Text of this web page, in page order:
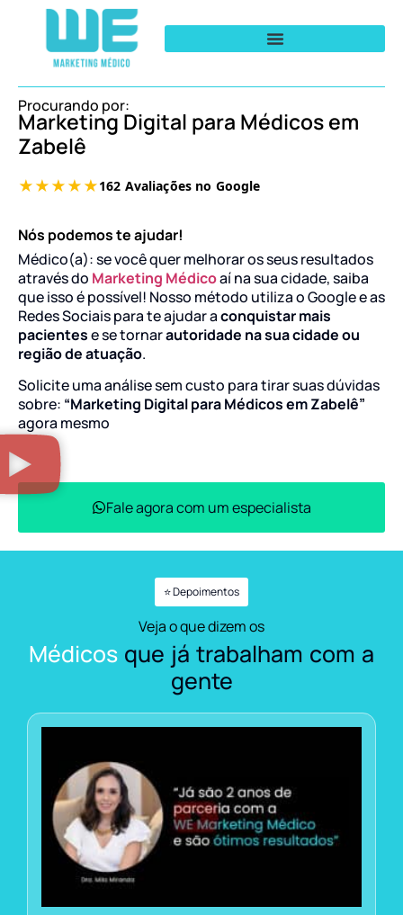
Procurando por:
Marketing Digital para Médicos em
Zabelê
Nós podemos te ajudar!
Médico(a): se você quer melhorar os seus resultados
através do Marketing Médicoaí na sua cidade, saiba
que isso é possível! Nosso método utiliza o Google e as
Redes Sociais para te ajudar aconquistar mais
pacientese se tornarautoridade na sua cidade ou
região de atuação.
Solicite uma análise sem custo para tirar suas dúvidas
sobre: “Marketing Digital para Médicos em Zabelê”
agora mesmo
Fale agora com um especialista
⭐ Depoimentos
Veja o que dizem os
Médicos que já trabalham com a
gente